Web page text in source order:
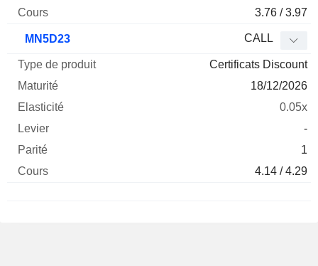
3.76 / 3.97
MN5D23 CALL
Certificats Discount
18/12/2026
0.05x
-
1
4.14 / 4.29